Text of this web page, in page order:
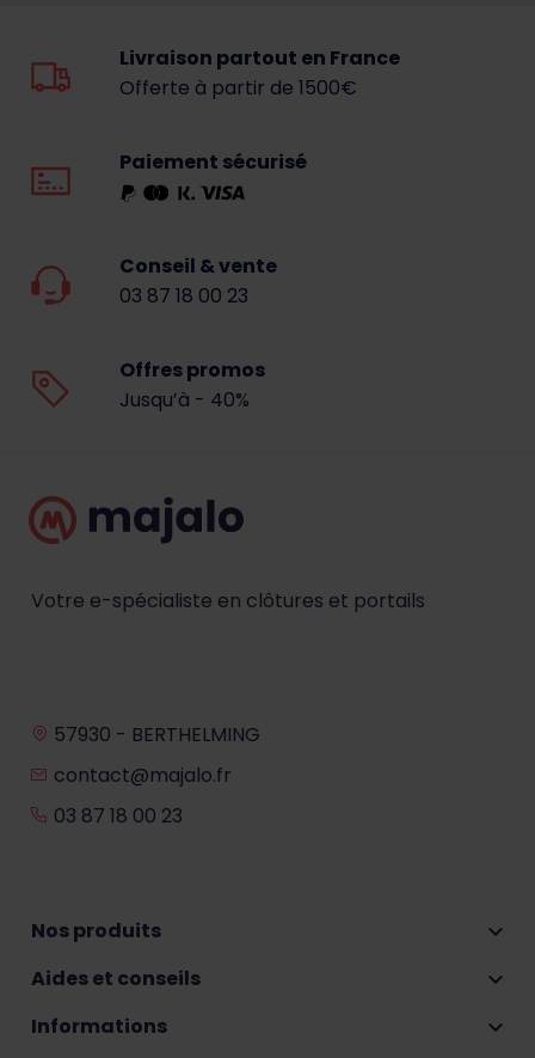
Livraison partout en France
Offerte à partir de 1500€
Paiement sécurisé
Conseil & vente
03 87 18 00 23
Offres promos
Jusqu’à - 40%
Votre e-spécialiste en clôtures et portails
57930 - BERTHELMING
contact@majalo.fr
03 87 18 00 23
Nos produits 
Aides et conseils 
Informations 